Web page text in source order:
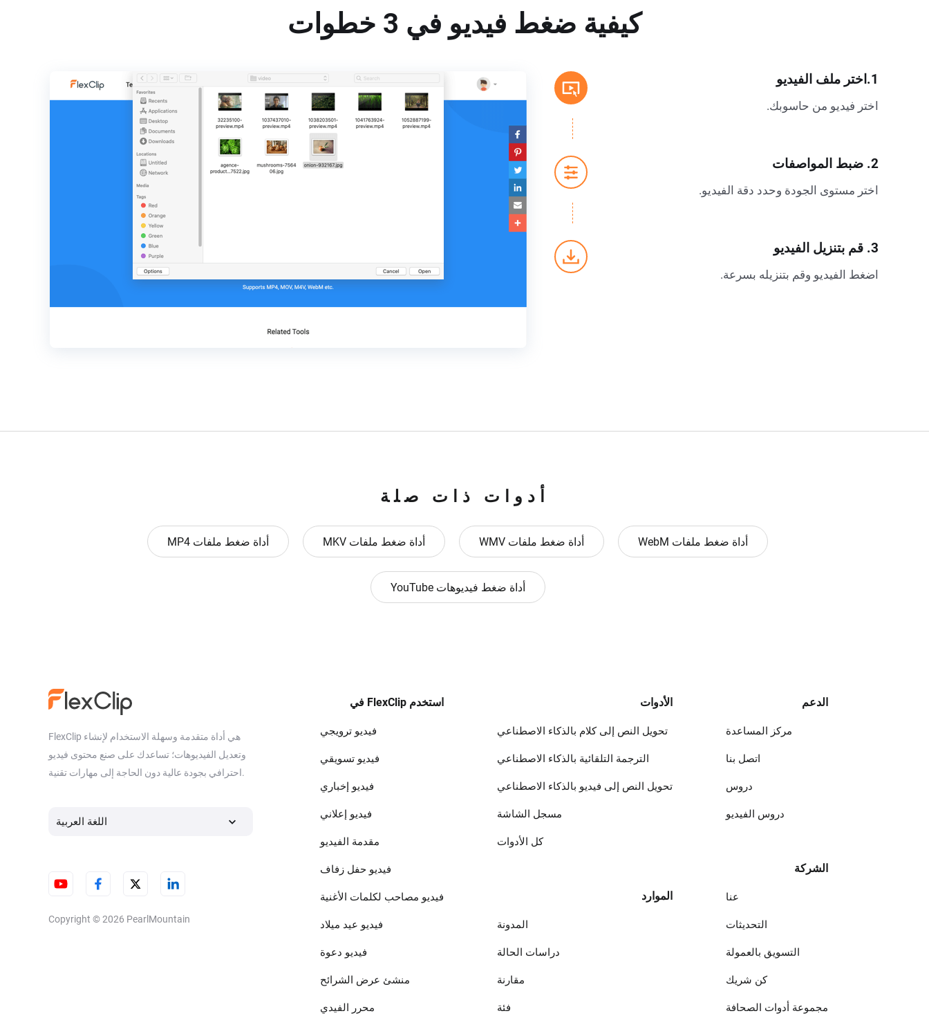
كيفية ضغط فيديو في 3 خطوات
1.اختر ملف الفيديو
اختر فيديو من حاسوبك.
2. ضبط المواصفات
اختر مستوى الجودة وحدد دقة الفيديو.
3. قم بتنزيل الفيديو
اضغط الفيديو وقم بتنزيله بسرعة.
أدوات ذات صلة
أداة ضغط ملفات MP4 أداة ضغط ملفات MKV أداة ضغط ملفات WMV أداة ضغط ملفات WebM
أداة ضغط فيديوهات YouTube
FlexClip هي أداة متقدمة وسهلة الاستخدام لإنشاء
وتعديل الفيديوهات؛ تساعدك على صنع محتوى فيديو
احترافي بجودة عالية دون الحاجة إلى مهارات تقنية.
اللغة العربية
Copyright © 2026 PearlMountain
استخدم FlexClip في
فيديو ترويجي
فيديو تسويقي
فيديو إخباري
فيديو إعلاني
مقدمة الفيديو
فيديو حفل زفاف
فيديو مصاحب لكلمات الأغنية
فيديو عيد ميلاد
فيديو دعوة
منشئ عرض الشرائح
محرر الفيدي
الأدوات
تحويل النص إلى كلام بالذكاء الاصطناعي
الترجمة التلقائية بالذكاء الاصطناعي
تحويل النص إلى فيديو بالذكاء الاصطناعي
مسجل الشاشة
كل الأدوات
الموارد
المدونة
دراسات الحالة
مقارنة
فئة
الدعم
مركز المساعدة
اتصل بنا
دروس
دروس الفيديو
الشركة
عنا
التحديثات
التسويق بالعمولة
كن شريك
مجموعة أدوات الصحافة